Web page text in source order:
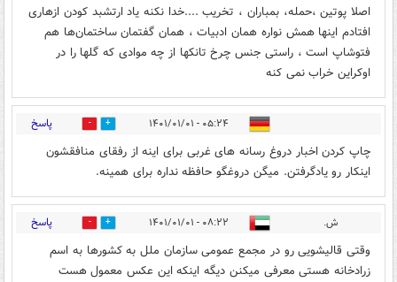
اصلا پوتین ،حمله، بمباران ، تخریب ....خدا نکنه یاد ارتشبد کودن ازهاری
افتادم اینها همش نواره همان ادبیات ، همان گفتمان ساختمان‌ها هم
فتوشاپ است ، راستی جنس چرخ تانکها از چه موادی که گلها را در
اوکراین خراب نمی کنه
۰۵:۲۴ - ۱۴۰۱/۰۱/۰۱ 2 پاسخ
چاپ کردن اخبار دروغ رسانه های غربی برای اینه از رفقای منافقشون
اینکار رو یادگرفتن. میگن دروغگو حافظه نداره برای همینه.
ش. ۰۸:۲۲ - ۱۴۰۱/۰۱/۰۱ 2 پاسخ
وقتی قالیشویی رو در مجمع عمومی سازمان ملل به کشورها به اسم
زرادخانه هستی معرفی میکنن دیگه اینکه این عکس معمول هست